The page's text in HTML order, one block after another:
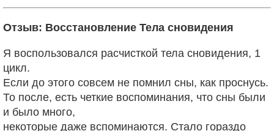
Отзыв: Восстановление Тела сновидения
Я воспользовался расчисткой тела сновидения, 1
цикл.
Если до этого совсем не помнил сны, как проснусь.
То после, есть четкие воспоминания, что сны были
и было много,
некоторые даже вспоминаются. Стало гораздо